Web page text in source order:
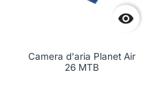

Camera d'aria Planet Air
26 MTB